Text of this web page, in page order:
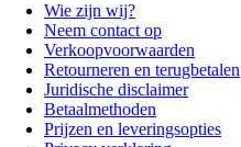
Wie zijn wij?
Neem contact op
Verkoopvoorwaarden
Retourneren en terugbetalen
Juridische disclaimer
Betaalmethoden
Prijzen en leveringsopties